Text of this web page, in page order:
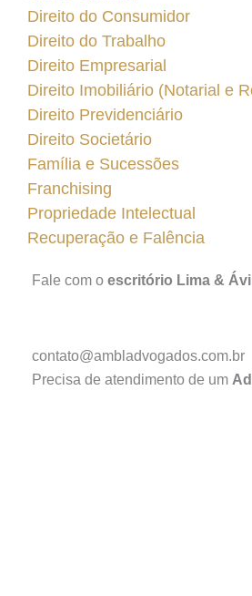
Direito do Consumidor
Direito do Trabalho
Direito Empresarial
Direito Imobiliário (Notarial e
Direito Previdenciário
Direito Societário
Família e Sucessões
Franchising
Propriedade Intelectual
Recuperação e Falência
Fale com o escritório Lima &
contato@ambladvogados.com.br
Precisa de atendimento de um